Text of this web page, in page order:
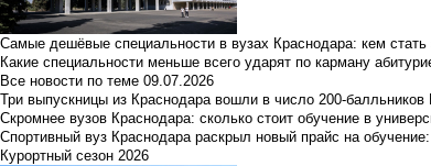
Самые дешёвые специальности в вузах Краснодара: кем стать
Какие специальности меньше всего ударят по карману
Все новости по теме 09.07.2026
Три выпускницы из Краснодара вошли в число 200-
Скромнее вузов Краснодара: сколько стоит обучение в
Спортивный вуз Краснодара раскрыл новый прайс на
Курортный сезон 2026